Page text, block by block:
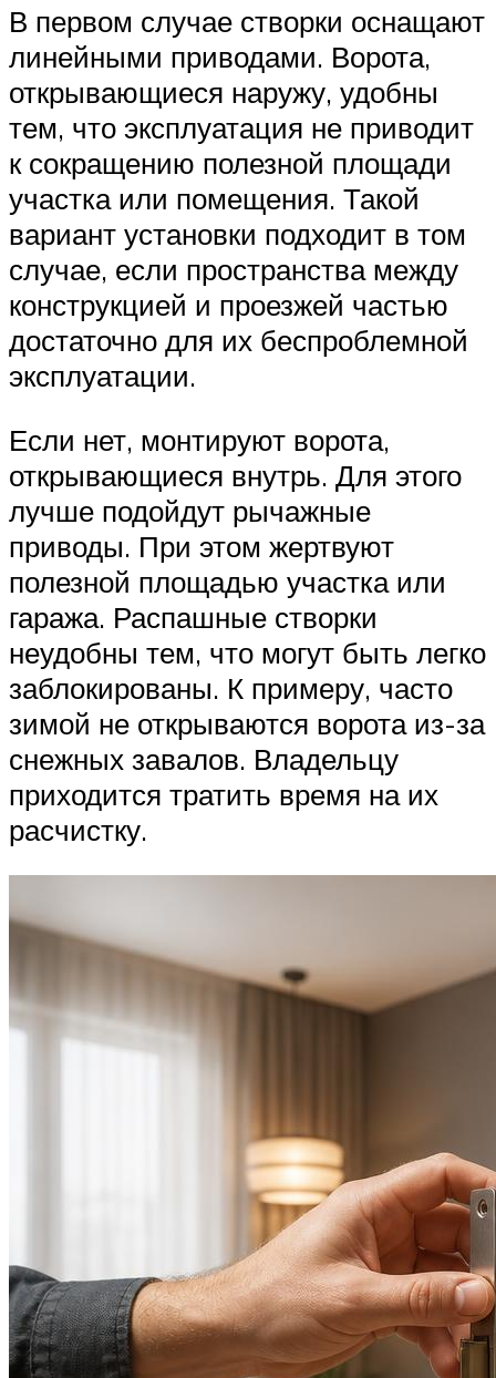
В первом случае створки оснащают
линейными приводами. Ворота,
открывающиеся наружу, удобны
тем, что эксплуатация не приводит
к сокращению полезной площади
участка или помещения. Такой
вариант установки подходит в том
случае, если пространства между
конструкцией и проезжей частью
достаточно для их беспроблемной
эксплуатации.
Если нет, монтируют ворота,
открывающиеся внутрь. Для этого
лучше подойдут рычажные
приводы. При этом жертвуют
полезной площадью участка или
гаража. Распашные створки
неудобны тем, что могут быть легко
заблокированы. К примеру, часто
зимой не открываются ворота из-за
снежных завалов. Владельцу
приходится тратить время на их
расчистку.